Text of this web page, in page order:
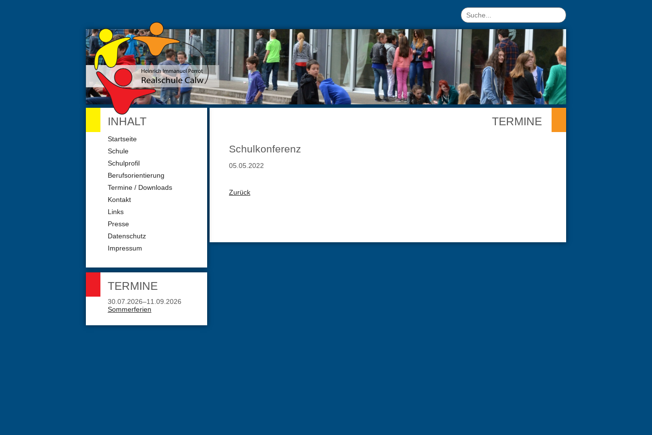
TERMINE
Schulkonferenz
05.05.2022
Zurück
INHALT
Navigation
Startseite
Schule
Schulprofil
Berufsorientierung
Termine / Downloads
Kontakt
Links
Presse
Datenschutz
Impressum
TERMINE
30.07.2026–11.09.2026
Sommerferien